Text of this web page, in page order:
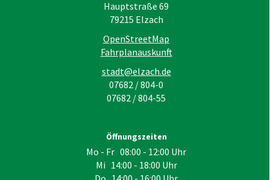
Hauptstraße 69
79215 Elzach
OpenStreetMap
Fahrplanauskunft
stadt@elzach.de
07682 / 804-0
07682 / 804-55
Öffnungszeiten
Mo - Fr 08:00 - 12:00 Uhr
Mi 14:00 - 18:00 Uhr